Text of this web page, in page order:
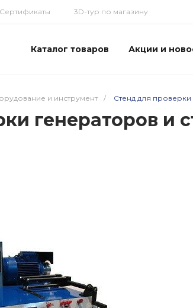
Сертификаты 3D-тур по магазину
Каталог товаров Акции и
и инструмент / Стенд для
генераторов и